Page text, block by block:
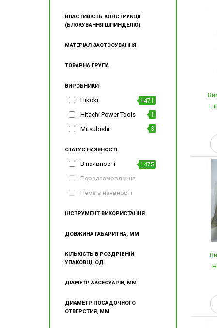
ВЛАСТИВІСТЬ КОНСТРУКЦІЇ
(БЛОКУВАННЯ ШПИНДЕЛЮ)
МАТЕРІАЛ ЗАСТОСУВАННЯ
ТОВАРНА ГРУПА
ВИРОБНИКИ
Hikoki 1471
Hitachi Power Tools 1
Mitsubishi 3
СТАТУС НАЯВНОСТІ
В наявності 1475
Передзамовлення
Нема в наявності
ІНСТРУМЕНТ ВИКОРИСТАННЯ
ДОВЖИНА ГАБАРИТНА, ММ
КІЛЬКІСТЬ В РОЗДРІБНІЙ
УПАКОВЦІ, ОД.
ДІАМЕТР АКСЕСУАРІВ, ММ
ДИАМЕТР ПОСАДОЧНОГО
ОТВЕРСТИЯ, ММ